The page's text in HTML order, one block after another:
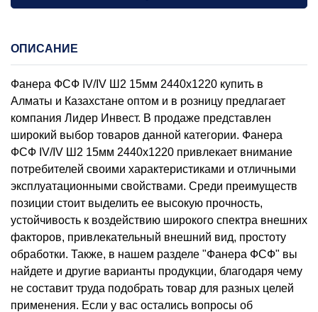
ОПИСАНИЕ
Фанера ФСФ IV/IV Ш2 15мм 2440х1220 купить в
Алматы и Казахстане оптом и в розницу предлагает
компания Лидер Инвест. В продаже представлен
широкий выбор товаров данной категории. Фанера
ФСФ IV/IV Ш2 15мм 2440х1220 привлекает внимание
потребителей своими характеристиками и отличными
эксплуатационными свойствами. Среди преимуществ
позиции стоит выделить ее высокую прочность,
устойчивость к воздействию широкого спектра внешних
факторов, привлекательный внешний вид, простоту
обработки. Также, в нашем разделе "Фанера ФСФ" вы
найдете и другие варианты продукции, благодаря чему
не составит труда подобрать товар для разных целей
применения. Если у вас остались вопросы об